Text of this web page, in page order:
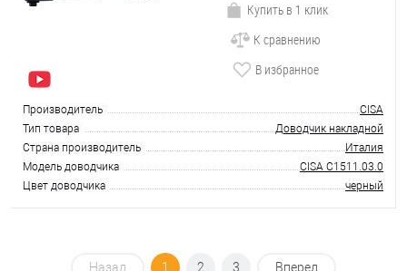
Купить в 1 клик
К сравнению
В избранное
Производитель
CISA
Тип товара
Доводчик накладной
Страна производитель
Италия
Модель доводчика
CISA C1511.03.0
Цвет доводчика
черный
Назад 1 2 3 Вперед